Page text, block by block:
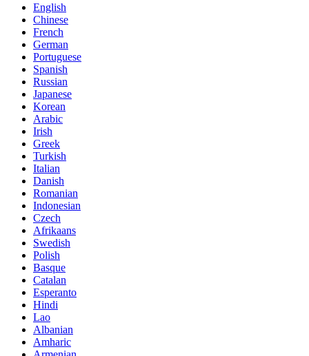
English
Chinese
French
German
Portuguese
Spanish
Russian
Japanese
Korean
Arabic
Irish
Greek
Turkish
Italian
Danish
Romanian
Indonesian
Czech
Afrikaans
Swedish
Polish
Basque
Catalan
Esperanto
Hindi
Lao
Albanian
Amharic